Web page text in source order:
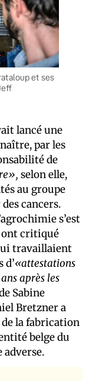
et ses
lancé une
par les
de
selon elle,
au groupe
cancers.
s’est
ont critiqué
travaillaient
d’«attestations
après les
Sabine
Bretzner a
la fabrication
belge du
adverse.